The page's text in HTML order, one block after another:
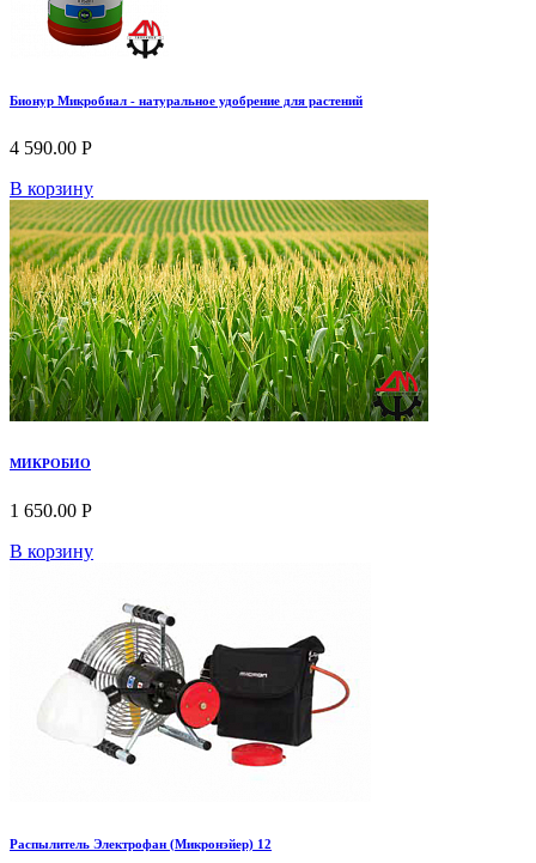
Бионур Микробиал - натуральное удобрение для растений
4 590.00 Р
В корзину
МИКРОБИО
1 650.00 Р
В корзину
Распылитель Электрофан (Микронэйер) 12